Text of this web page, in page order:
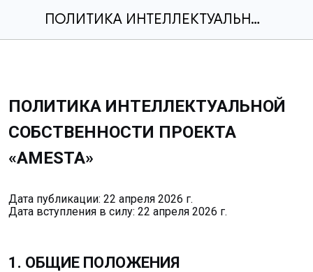
ПОЛИТИКА ИНТЕЛЛЕКТУАЛЬНОЙ СОБСТВЕННОСТИ ПРОЕКТА «AMESTA»
ПОЛИТИКА ИНТЕЛЛЕКТУАЛЬНОЙ
СОБСТВЕННОСТИ ПРОЕКТА
«AMESTA»
Дата публикации: 22 апреля 2026 г.
Дата вступления в силу: 22 апреля 2026 г.
1. ОБЩИЕ ПОЛОЖЕНИЯ